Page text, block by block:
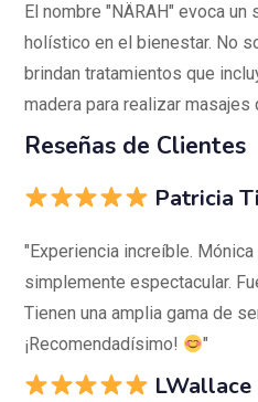
El nombre "NÄRAH" evoca
holístico en el bienestar. No
brindan tratamientos que
madera para realizar
Reseñas de Clientes
Patricia
"Experiencia increíble.
simplemente espectacular.
Tienen una amplia gama de
¡Recomendadísimo!
"
LWallace